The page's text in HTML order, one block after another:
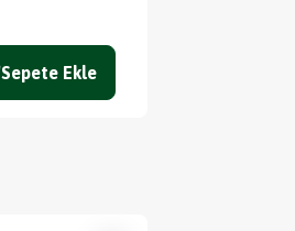
Sepete Ekle